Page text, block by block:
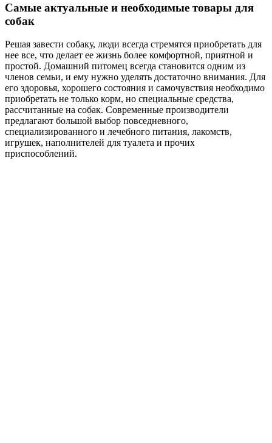
Самые актуальные и необходимые товары для
собак
Решая завести собаку, люди всегда стремятся приобретать для
нее все, что делает ее жизнь более комфортной, приятной и
простой. Домашний питомец всегда становится одним из
членов семьи, и ему нужно уделять достаточно внимания. Для
его здоровья, хорошего состояния и самочувствия необходимо
приобретать не только корм, но специальные средства,
рассчитанные на собак. Современные производители
предлагают большой выбор повседневного,
специализированного и лечебного питания, лакомств,
игрушек, наполнителей для туалета и прочих
приспособлений.